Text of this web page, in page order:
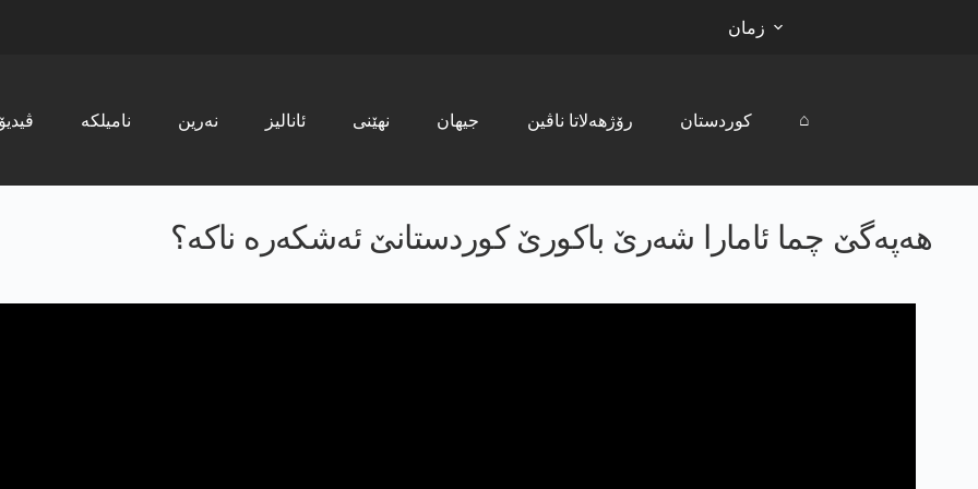
زمان
ڤیدیۆ نامیلکە نەرین ئانالیز نھێنی جیھان رۆژھەلاتا ناڤین کوردستان ⌂
هه‌په‌گێ چما ئامارا شەرێ باکورێ کوردستانێ ئەشکەرە ناکە؟